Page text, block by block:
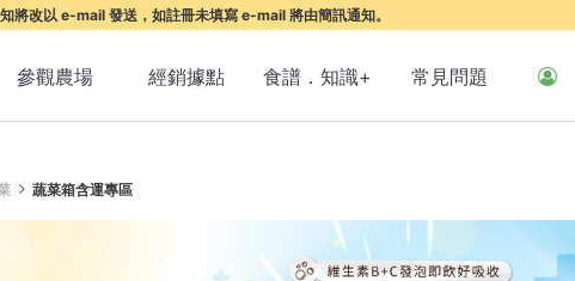
將改以 e-mail 發送，如註冊未填寫 e-mail 將由簡訊通知。
參觀農場 經銷據點 食譜．知識+ 常見問題
蔬菜箱含運專區